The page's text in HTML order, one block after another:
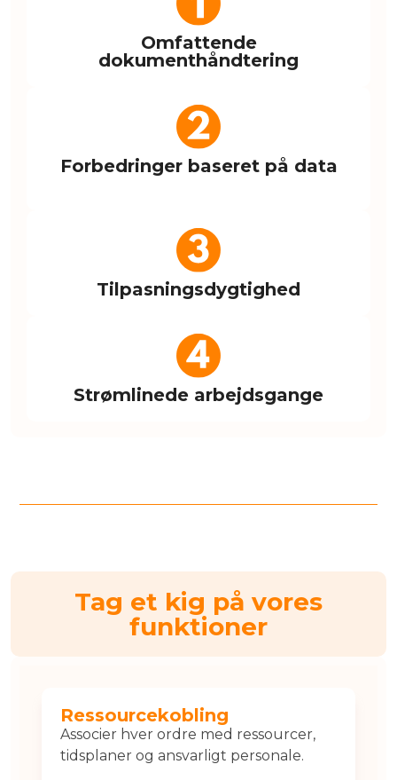
Omfattende
dokumenthåndtering
Forbedringer baseret på data
Tilpasningsdygtighed
Strømlinede arbejdsgange
Tag et kig på vores
funktioner
Ressourcekobling
Associer hver ordre med ressourcer,
tidsplaner og ansvarligt personale.